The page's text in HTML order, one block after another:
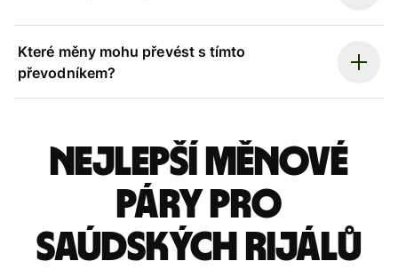
Které měny mohu převést s tímto
převodníkem?
Nejlepší měnové
páry pro
saúdských rijálů